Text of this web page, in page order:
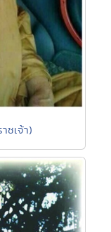
ชเจ้า)